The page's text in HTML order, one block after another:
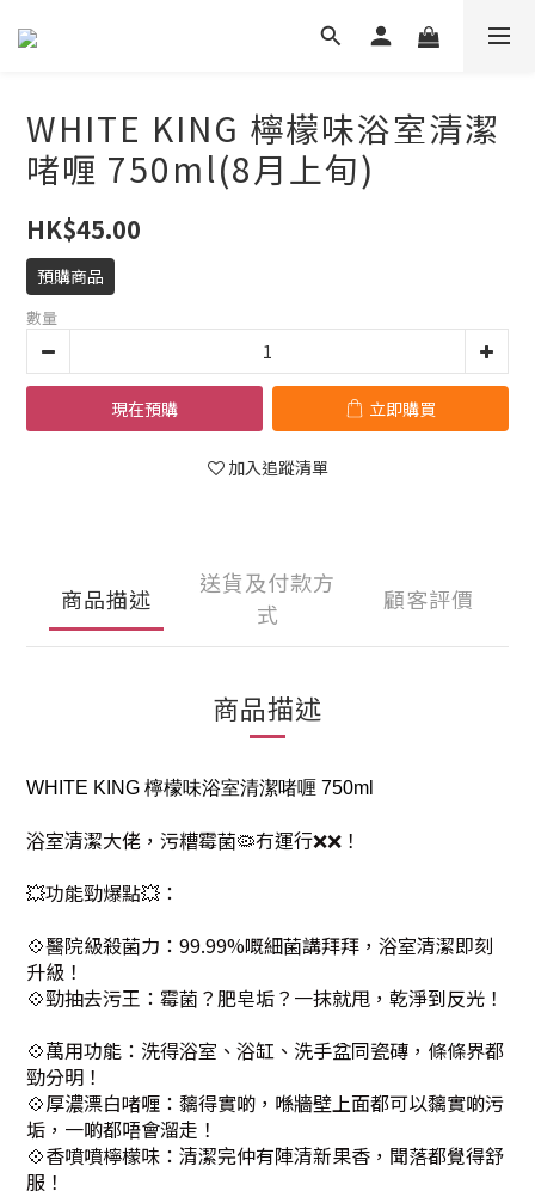
WHITE KING 檸檬味浴室清潔
啫喱 750ml(8月上旬)
HK$45.00
預購商品
數量
現在預購 立即購買
加入追蹤清單
商品描述
送貨及付款方
式
顧客評價
商品描述
WHITE KING 檸檬味浴室清潔啫喱 750ml
浴室清潔大佬，污糟霉菌🦠冇運行❌❌！
💥功能勁爆點💥：
💠醫院級殺菌力：99.99%嘅細菌講拜拜，浴室清潔即刻
升級！
💠勁抽去污王：霉菌？肥皂垢？一抹就甩，乾淨到反光！
💠萬用功能：洗得浴室、浴缸、洗手盆同瓷磚，條條界都
勁分明！
💠厚濃漂白啫喱：黐得實啲，喺牆壁上面都可以黐實啲污
垢，一啲都唔會溜走！
💠香噴噴檸檬味：清潔完仲有陣清新果香，聞落都覺得舒
服！